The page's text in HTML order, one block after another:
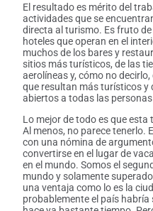
El resultado es mérito del
actividades que se
directa al turismo. Es fruto
hoteles que operan en el
muchos de los bares y
sitios más turísticos, de las
aerolíneas y, cómo no
que resultan más turísticos y
abiertos a todas las
Lo mejor de todo es que
Al menos, no parece tenerlo.
con una nómina de
convertirse en el lugar de
en el mundo. Somos el
mundo y solamente
una ventaja como lo es la
probablemente el país